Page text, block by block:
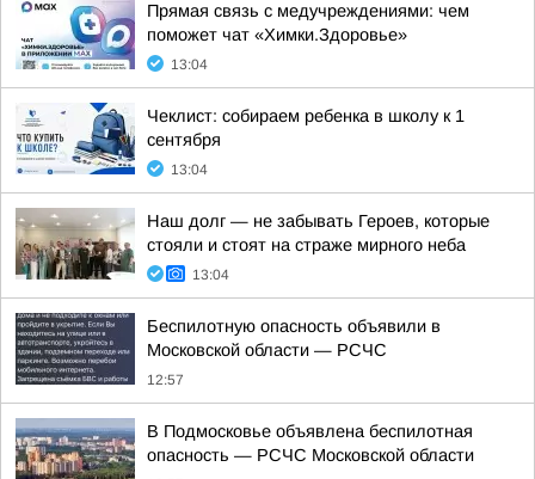
Прямая связь с медучреждениями: чем
поможет чат «Химки.Здоровье»
13:04
Чеклист: собираем ребенка в школу к 1
сентября
13:04
Наш долг — не забывать Героев, которые
стояли и стоят на страже мирного неба
13:04
Беспилотную опасность объявили в
Московской области — РСЧС
12:57
В Подмосковье объявлена беспилотная
опасность — РСЧС Московской области